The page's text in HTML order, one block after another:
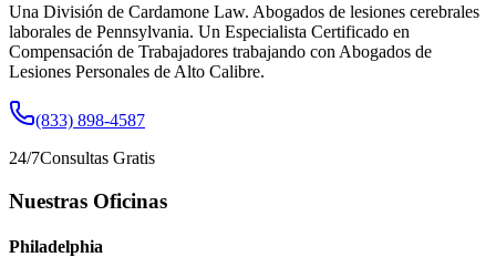
Una División de Cardamone Law. Abogados de lesiones cerebrales
laborales de Pennsylvania. Un Especialista Certificado en
Compensación de Trabajadores trabajando con Abogados de
Lesiones Personales de Alto Calibre.
(833) 898-4587
24/7Consultas Gratis
Nuestras Oficinas
Philadelphia